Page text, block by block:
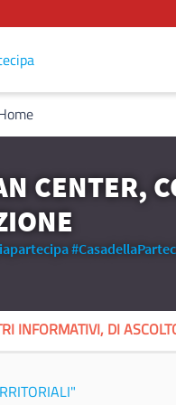
CENTER,
INFORMATIVI, DI